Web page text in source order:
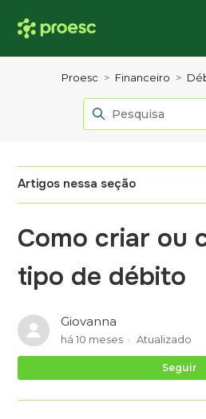
Proesc Financeiro
Artigos nessa seção
Como criar ou
tipo de débito
Giovanna
há 10 meses Atualizado
Seguir